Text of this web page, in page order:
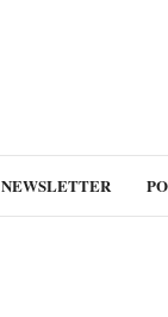
NEWSLETTER